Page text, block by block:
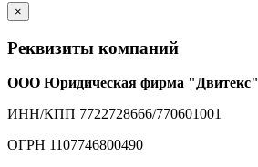
×
Реквизиты компаний
ООО Юридическая фирма "Двитекс"
ИНН/КПП 7722728666/770601001
ОГРН 1107746800490